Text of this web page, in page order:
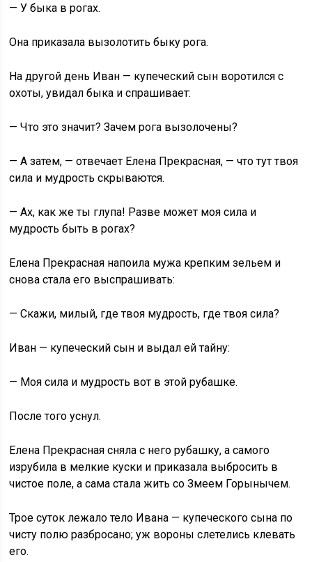
— У быка в рогах.
Она приказала вызолотить быку рога.
На другой день Иван — купеческий сын воротился с
охоты, увидал быка и спрашивает:
— Что это значит? Зачем рога вызолочены?
— А затем, — отвечает Елена Прекрасная, — что тут твоя
сила и мудрость скрываются.
— Ах, как же ты глупа! Разве может моя сила и
мудрость быть в рогах?
Елена Прекрасная напоила мужа крепким зельем и
снова стала его выспрашивать:
— Скажи, милый, где твоя мудрость, где твоя сила?
Иван — купеческий сын и выдал ей тайну:
— Моя сила и мудрость вот в этой рубашке.
После того уснул.
Елена Прекрасная сняла с него рубашку, а самого
изрубила в мелкие куски и приказала выбросить в
чистое поле, а сама стала жить со Змеем Горынычем.
Трое суток лежало тело Ивана — купеческого сына по
чисту полю разбросано; уж вороны слетелись клевать
его.